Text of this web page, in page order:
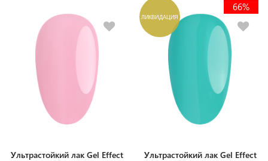
Ультрастойкий лак Gel Effect
ЛИКВИДАЦИЯ
66%
Ультрастойкий лак Gel Effect